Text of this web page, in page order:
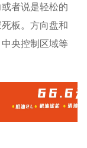
者说是轻松的
板。方向盘和
央控制区域等